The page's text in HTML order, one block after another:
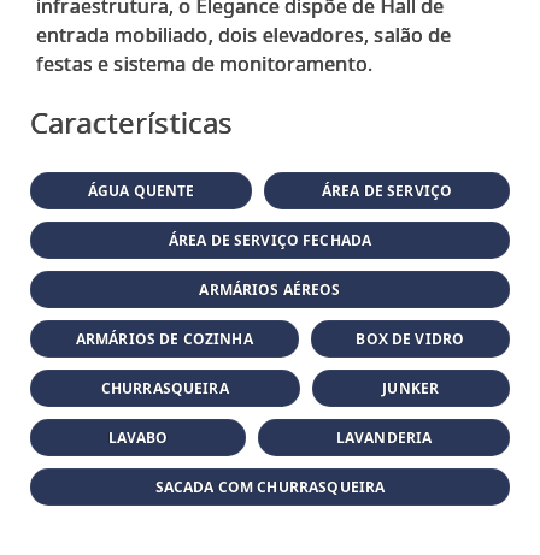
infraestrutura, o Elegance dispõe de Hall de
entrada mobiliado, dois elevadores, salão de
Características
ÁGUA QUENTE ÁREA DE SERVIÇO
ÁREA DE SERVIÇO FECHADA
ARMÁRIOS AÉREOS
ARMÁRIOS DE COZINHA BOX DE VIDRO
CHURRASQUEIRA JUNKER
LAVABO LAVANDERIA
SACADA COM CHURRASQUEIRA